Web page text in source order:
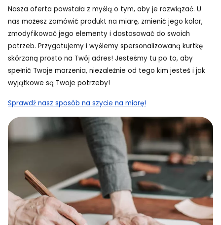
Nasza oferta powstała z myślą o tym, aby je rozwiązać. U
nas możesz zamówić produkt na miarę, zmienić jego kolor,
zmodyfikować jego elementy i dostosować do swoich
potrzeb. Przygotujemy i wyślemy spersonalizowaną kurtkę
skórzaną prosto na Twój adres! Jesteśmy tu po to, aby
spełnić Twoje marzenia, niezależnie od tego kim jesteś i jak
wyjątkowe są Twoje potrzeby!
Sprawdź nasz sposób na szycie na miarę!